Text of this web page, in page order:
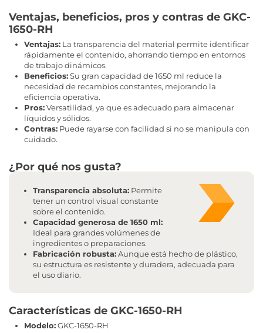
Ventajas, beneficios, pros y contras de GKC-
1650-RH
Ventajas: La transparencia del material permite identificar
rápidamente el contenido, ahorrando tiempo en entornos
de trabajo dinámicos.
Beneficios:Su gran capacidad de 1650 ml reduce la
necesidad de recambios constantes, mejorando la
eficiencia operativa.
Pros:Versatilidad, ya que es adecuado para almacenar
líquidos y sólidos.
Contras: Puede rayarse con facilidad si no se manipula con
cuidado.
¿Por qué nos gusta?
Transparencia absoluta: Permite
tener un control visual constante
sobre el contenido.
Capacidad generosa de 1650 ml:
Ideal para grandes volúmenes de
ingredientes o preparaciones.
Fabricación robusta:Aunque está hecho de plástico,
su estructura es resistente y duradera, adecuada para
el uso diario.
Características de GKC-1650-RH
Modelo:GKC-1650-RH